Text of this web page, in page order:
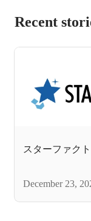
Recent
スターファク
December 23,